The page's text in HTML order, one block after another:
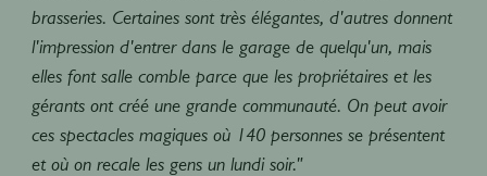
brasseries. Certaines sont très élégantes, d'autres donnent
l'impression d'entrer dans le garage de quelqu'un, mais
elles font salle comble parce que les propriétaires et les
gérants ont créé une grande communauté. On peut avoir
ces spectacles magiques où 140 personnes se présentent
et où on recale les gens un lundi soir."